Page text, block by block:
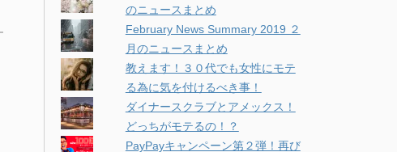
のニュースまとめ
February News Summary 2019 ２
月のニュースまとめ
教えます！３０代でも女性にモテ
る為に気を付けるべき事！
ダイナースクラブとアメックス！
どっちがモテるの！？
PayPayキャンペーン第２弾！再び